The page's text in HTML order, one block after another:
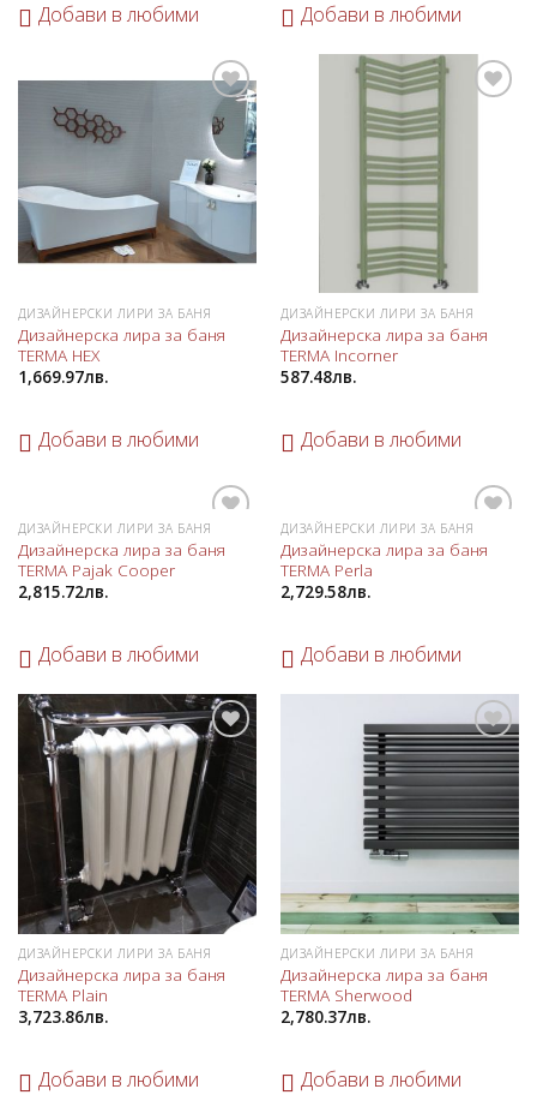
Добави в любими Добави в любими
Добави
в
любими
ДИЗАЙНЕРСКИ ЛИРИ ЗА БАНЯ
Дизайнерска лира за баня
TERMA HEX
1,669.97лв.
Добави в любими
ДИЗАЙНЕРСКИ ЛИРИ ЗА БАНЯ
Дизайнерска лира за баня
TERMA Incorner
587.48лв.
Добави в любими
Добави
в
ДИЗАЙНЕРСКИ ЛИРИ ЗА БАНЯ
Дизайнерска лира за баня
TERMA Pajak Cooper
2,815.72лв.
Добави в любими
Добави
в
ДИЗАЙНЕРСКИ ЛИРИ ЗА БАНЯ
Дизайнерска лира за баня
TERMA Perla
2,729.58лв.
Добави в любими
Добави
любими
ДИЗАЙНЕРСКИ ЛИРИ ЗА БАНЯ
Дизайнерска лира за баня
TERMA Plain
3,723.86лв.
Добави в любими
Добави
в
любими
ДИЗАЙНЕРСКИ ЛИРИ ЗА БАНЯ
Дизайнерска лира за баня
TERMA Sherwood
2,780.37лв.
Добави в любими